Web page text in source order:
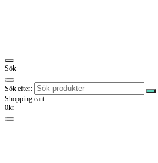
Sök
Sök efter:
Shopping cart
0kr